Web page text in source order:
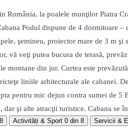
la poalele munţilor Piatra
Podul dispune de 4 dormitoare
şemineu, proiector mare de 3 m şi
vă veţi putea bucura de terasă,
montane din jur. Curtea este
liniile arhitecturale ale cabanei.
pentru mic dejun contra sumei de 5
şi alte atracţii turistice. Cabana se
Activități & Sport 0 din 8 Servicii &